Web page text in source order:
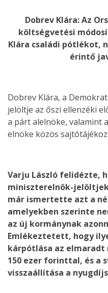
Dobrev Klára: Az
költségvetési
Klára családi pótlékot,
érintő
Dobrev Klára, a
jelöltje az őszi ellenzéki
a párt alelnöke, valamint
elnöke közös
Varju László felidézte,
miniszterelnök-
már ismertette azt a
amelyekben szerinte
az új kormánynak
Emlékeztetett, hogy
kárpótlása az
150 ezer forinttal, és a
visszaállítása a